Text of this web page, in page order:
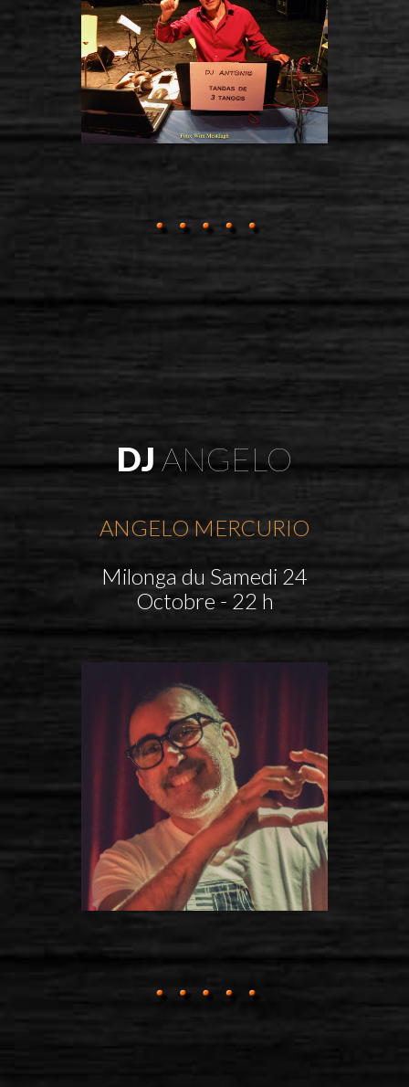
DJ ANGELO
ANGELO MERCURIO
Milonga du Samedi 24
Octobre - 22 h